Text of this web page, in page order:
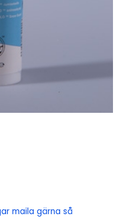
maila gärna så